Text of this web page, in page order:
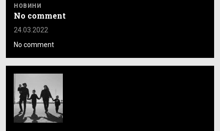
НОВИНИ
No comment
24.03.2022
No comment